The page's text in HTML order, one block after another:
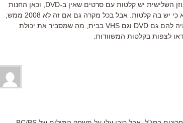
עוד יש חנויות VHS, ולמען האמת גם באוזן השלישית יש קלטות עם סרטים שאין ב-DVD, וכאן החנות
נראית מיושנת כמו סביבתה המוזנחת ולא כי יש בה קלטות. אבל בכל מקרה גם אם זה לא 2008 ממש,
לפני כמה שנים עוד היו הרבה אנשים שהיה להם גם DVD וגם VHS בבית, מה שמסביר את יכולת
לצפות בקלטות המשוודות.